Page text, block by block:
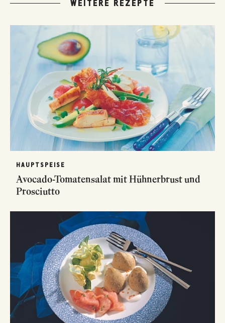
WEITERE REZEPTE
HAUPTSPEISE
Avocado-Tomatensalat mit Hühnerbrust und
Prosciutto